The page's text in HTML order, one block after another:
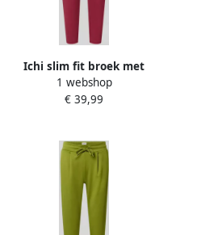
Ichi slim fit broek met
viscose model 'KATE'
1 webshop
€ 39,99